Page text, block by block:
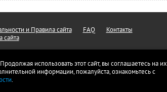
использовать этот сайт, вы соглашаетесь на их
информации, пожалуйста, ознакомьтесь с
.
и Правила сайта FAQ
Контакты
сайта